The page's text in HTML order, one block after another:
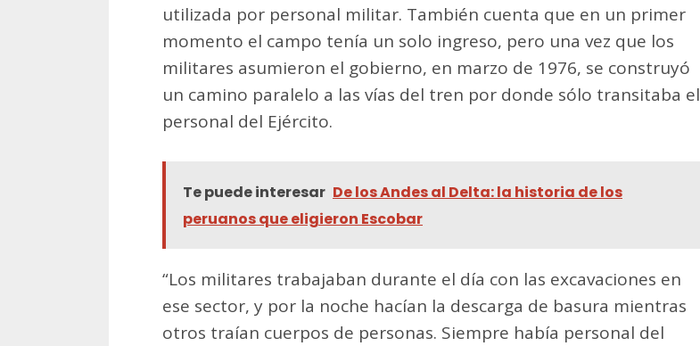
utilizada por personal militar. También cuenta que en un primer
momento el campo tenía un solo ingreso, pero una vez que los
militares asumieron el gobierno, en marzo de 1976, se construyó
un camino paralelo a las vías del tren por donde sólo transitaba el
personal del Ejército.
Te puede interesar De los Andes al Delta: la historia de los
peruanos que eligieron Escobar
“Los militares trabajaban durante el día con las excavaciones en
ese sector, y por la noche hacían la descarga de basura mientras
otros traían cuerpos de personas. Siempre había personal del